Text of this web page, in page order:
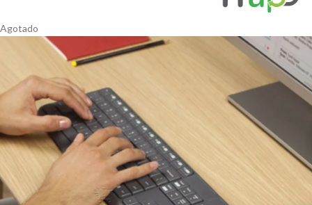
Agotado